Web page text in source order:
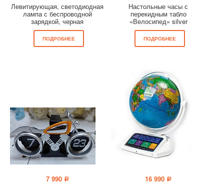
Левитирующая, светодиодная
лампа с беспроводной
зарядкой, черная
ПОДРОБНЕЕ
Настольные часы с
перекидным табло
«Велосипед» silver
ПОДРОБНЕЕ
7 990 a 16 990 a